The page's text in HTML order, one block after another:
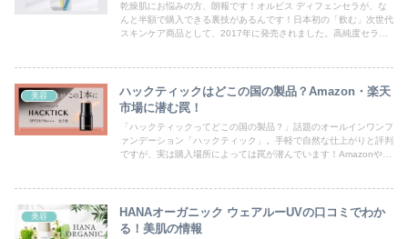
乾燥肌にお悩みの方、朗報です！オルビス ディフェンセラが、な
んと半額で購入できる裏技があるんです！日本初の「飲む」次世代
スキンケア商品として、2017年に発売されました。高純度セラミ
美容
ハックティックはどこの国の製品？Amazon・楽天
市場に潜む罠！
「ハックティックってどこの国の製品？」話題のオールインワンフ
ァンデーション「ハックティック」。手軽で自然な仕上がりと評判
ですが、実は購入場所によっては罠が潜んでいます！Amazonや楽
美容
HANAオーガニック ウェアルーUVの口コミでわか
る！美肌の情報